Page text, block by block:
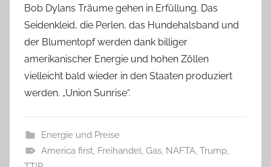
Bob Dylans Träume gehen in Erfüllung. Das
Seidenkleid, die Perlen, das Hundehalsband und
der Blumentopf werden dank billiger
amerikanischer Energie und hohen Zöllen
vielleicht bald wieder in den Staaten produziert
werden. „Union Sunrise“.
Energie und Preise
America first, Freihandel, Gas, NAFTA, Trump,